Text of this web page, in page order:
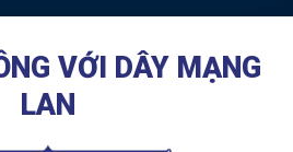
VỚI DÂY MẠNG
LAN